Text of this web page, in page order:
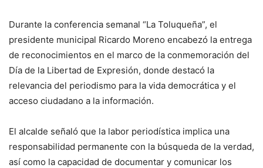
Durante la conferencia semanal “La Toluqueña”, el
presidente municipal Ricardo Moreno encabezó la entrega
de reconocimientos en el marco de la conmemoración del
Día de la Libertad de Expresión, donde destacó la
relevancia del periodismo para la vida democrática y el
acceso ciudadano a la información.
El alcalde señaló que la labor periodística implica una
responsabilidad permanente con la búsqueda de la verdad,
así como la capacidad de documentar y comunicar los